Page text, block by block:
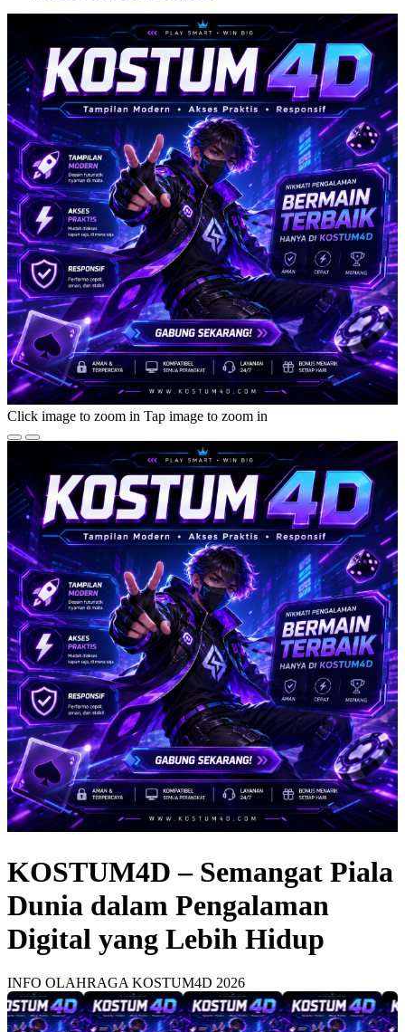
Click image to zoom in Tap image to zoom in
KOSTUM4D – Semangat Piala
Dunia dalam Pengalaman
Digital yang Lebih Hidup
INFO OLAHRAGA KOSTUM4D 2026